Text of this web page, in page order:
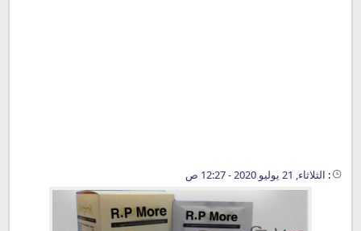
: الثلاثاء, 21 يوليو 2020 - 12:27 ص